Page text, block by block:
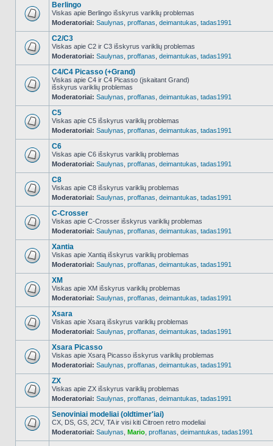
NO_UNREAD_POSTS
Berlingo
Viskas apie Berlingo išskyrus variklių problemas
Moderatoriai: Saulynas proffanas deimantukas tadas1991
NO_UNREAD_POSTS
C2/C3
Viskas apie C2 ir C3 išskyrus variklių problemas
Moderatoriai: Saulynas proffanas deimantukas tadas1991
NO_UNREAD_POSTS
C4/C4 Picasso (+Grand)
Viskas apie C4 ir C4 Picasso (įskaitant Grand)
išskyrus variklių problemas
Moderatoriai: Saulynas proffanas deimantukas tadas1991
NO_UNREAD_POSTS
C5
Viskas apie C5 išskyrus variklių problemas
Moderatoriai: Saulynas proffanas deimantukas tadas1991
NO_UNREAD_POSTS
C6
Viskas apie C6 išskyrus variklių problemas
Moderatoriai: Saulynas proffanas deimantukas tadas1991
NO_UNREAD_POSTS
C8
Viskas apie C8 išskyrus variklių problemas
Moderatoriai: Saulynas proffanas deimantukas tadas1991
NO_UNREAD_POSTS
C-Crosser
Viskas apie C-Crosser išskyrus variklių problemas
Moderatoriai: Saulynas proffanas deimantukas tadas1991
NO_UNREAD_POSTS
Xantia
Viskas apie Xantią išskyrus variklių problemas
Moderatoriai: Saulynas proffanas deimantukas tadas1991
NO_UNREAD_POSTS
XM
Viskas apie XM išskyrus variklių problemas
Moderatoriai: Saulynas proffanas deimantukas tadas1991
NO_UNREAD_POSTS
Xsara
Viskas apie Xsarą išskyrus variklių problemas
Moderatoriai: Saulynas proffanas deimantukas tadas1991
NO_UNREAD_POSTS
Xsara Picasso
Viskas apie Xsarą Picasso išskyrus variklių problemas
Moderatoriai: Saulynas proffanas deimantukas tadas1991
NO_UNREAD_POSTS
ZX
Viskas apie ZX išskyrus variklių problemas
Moderatoriai: Saulynas proffanas deimantukas tadas1991
NO_UNREAD_POSTS
Senoviniai modeliai (oldtimer'iai)
CX, DS, GS, 2CV, TA ir visi kiti Citroen retro modeliai
Moderatoriai: Saulynas Mario proffanas deimantukas tadas1991